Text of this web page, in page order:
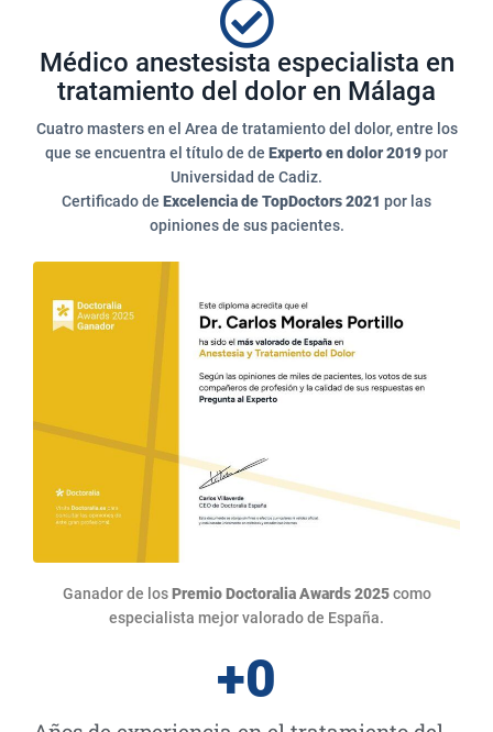
Médico anestesista especialista en
tratamiento del dolor en Málaga
Cuatro masters en el Area de tratamiento del dolor, entre los
que se encuentra el título de de Experto en dolor 2019por
Universidad de Cadiz.
Certificado de Excelencia de TopDoctors 2021 por las
opiniones de sus pacientes.
Ganador de losPremioDoctoralia Awards 2025como
especialista mejor valorado de España.
+0